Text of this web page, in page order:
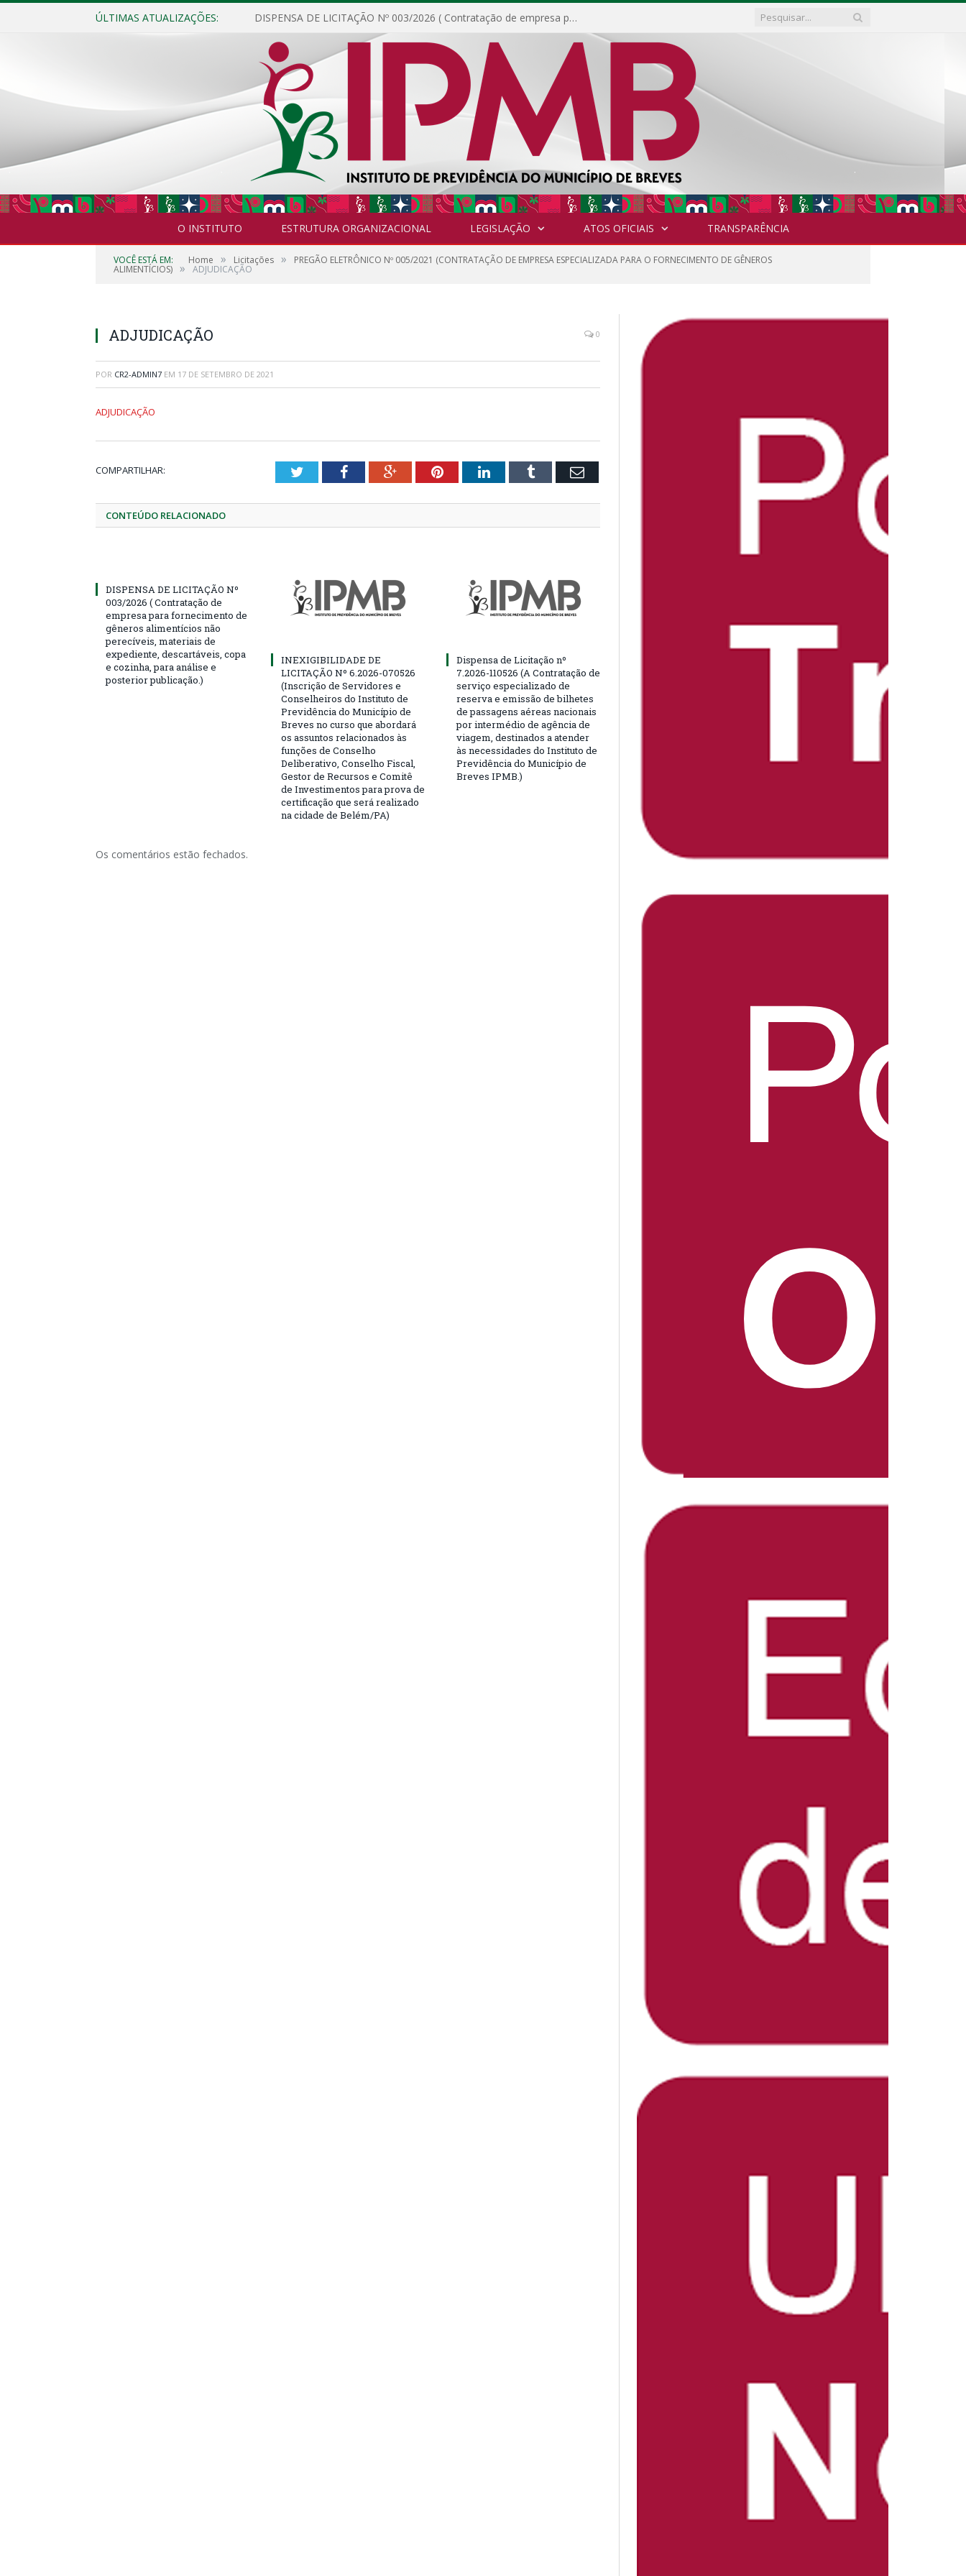
ÚLTIMAS ATUALIZAÇÕES: DISPENSA DE LICITAÇÃO Nº 003/2026 ( Contratação de empresa para fornecimento de gêneros alimentícios não perecíveis, materiais de expediente, descartáveis, copa e cozinha, para análise e posterior publicação.)
O INSTITUTO ESTRUTURA ORGANIZACIONAL LEGISLAÇÃO ATOS OFICIAIS TRANSPARÊNCIA
VOCÊ ESTÁ EM: Home » Licitações » PREGÃO ELETRÔNICO Nº 005/2021 (CONTRATAÇÃO DE EMPRESA ESPECIALIZADA PARA O FORNECIMENTO DE GÊNEROS
ALIMENTÍCIOS) » ADJUDICAÇÃO
ADJUDICAÇÃO 0
POR CR2-ADMIN7 EM 17 DE SETEMBRO DE 2021
ADJUDICAÇÃO
COMPARTILHAR: TwitterFacebookGoogle+PinterestLinkedInTumblr Email
CONTEÚDO RELACIONADO
DISPENSA DE LICITAÇÃO Nº
003/2026 ( Contratação de
empresa para fornecimento de
gêneros alimentícios não
perecíveis, materiais de
expediente, descartáveis, copa
e cozinha, para análise e
posterior publicação.)
INEXIGIBILIDADE DE
LICITAÇÃO Nº 6.2026-070526
(Inscrição de Servidores e
Conselheiros do Instituto de
Previdência do Município de
Breves no curso que abordará
os assuntos relacionados às
funções de Conselho
Deliberativo, Conselho Fiscal,
Gestor de Recursos e Comitê
de Investimentos para prova de
certificação que será realizado
na cidade de Belém/PA)
Dispensa de Licitação nº
7.2026-110526 (A Contratação de
serviço especializado de
reserva e emissão de bilhetes
de passagens aéreas nacionais
por intermédio de agência de
viagem, destinados a atender
às necessidades do Instituto de
Previdência do Município de
Breves IPMB.)
Os comentários estão fechados.